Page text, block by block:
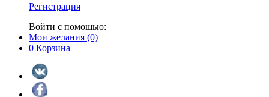
Регистрация
Войти с помощью:
Мои желания (0)
0 Корзина